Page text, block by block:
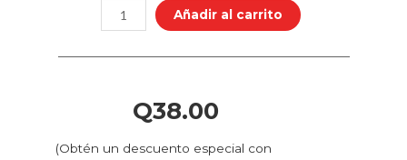
Cama
Caliente
Creality
700
Añadir al carrito
Q38.00
(Obtén un descuento especial con